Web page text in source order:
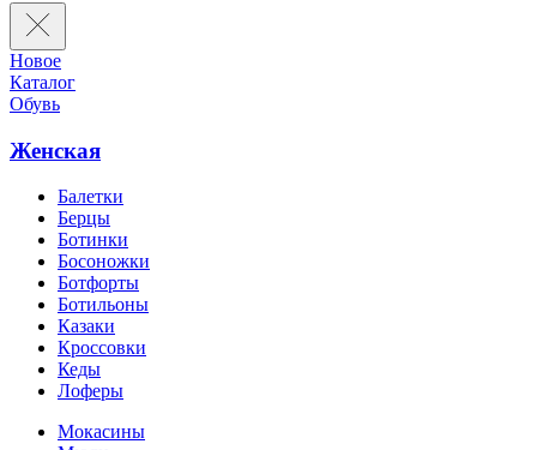
Новое
Каталог
Обувь
Женская
Балетки
Берцы
Ботинки
Босоножки
Ботфорты
Ботильоны
Казаки
Кроссовки
Кеды
Лоферы
Мокасины